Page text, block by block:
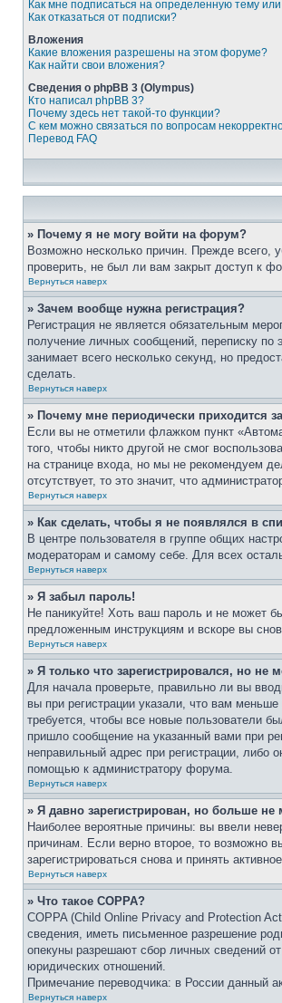
Как мне подписаться на определенную тему
Как отказаться от подписки?
Вложения
Какие вложения разрешены на этом форуме?
Как найти свои вложения?
Сведения о phpBB 3 (Olympus)
Кто написал phpBB 3?
Почему здесь нет такой-то функции?
С кем можно связаться по вопросам
Перевод FAQ
» Почему я не могу войти на форум?
Возможно несколько причин. Прежде всего,
проверить, не был ли вам закрыт доступ к
Вернуться наверх
» Зачем вообще нужна регистрация?
Регистрация не является обязательным
получение личных сообщений, переписку по
занимает всего несколько секунд, но
сделать.
Вернуться наверх
» Почему мне периодически приходится
Если вы не отметили флажком пункт
того, чтобы никто другой не смог
на странице входа, но мы не рекомендуем
отсутствует, то это значит, что
Вернуться наверх
» Как сделать, чтобы я не появлялся в
В центре пользователя в группе общих
модераторам и самому себе. Для всех
Вернуться наверх
» Я забыл пароль!
Не паникуйте! Хоть ваш пароль и не может
предложенным инструкциям и вскоре вы
Вернуться наверх
» Я только что зарегистрировался, но не
Для начала проверьте, правильно ли вы
вы при регистрации указали, что вам
требуется, чтобы все новые пользователи
пришло сообщение на указанный вами при
неправильный адрес при регистрации, либо
помощью к администратору форума.
Вернуться наверх
» Я давно зарегистрирован, но больше не
Наиболее вероятные причины: вы ввели
причинам. Если верно второе, то возможно
зарегистрироваться снова и принять
Вернуться наверх
» Что такое COPPA?
COPPA (Child Online Privacy and Protection
сведения, иметь письменное разрешение
опекуны разрешают сбор личных сведений
юридических отношений.
Примечание переводчика: в России данный
Вернуться наверх